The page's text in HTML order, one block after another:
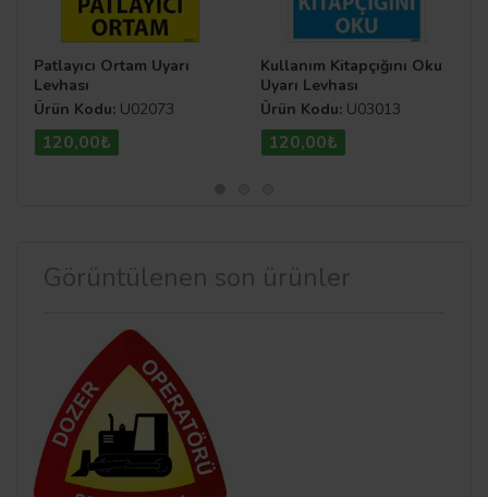
Patlayıcı Ortam Uyarı
Levhası
Ürün Kodu: U02073
120,00₺
Kullanım Kitapçığını Oku
Uyarı Levhası
Ürün Kodu: U03013
120,00₺
Görüntülenen son ürünler